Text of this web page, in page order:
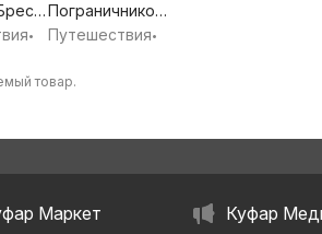
обл.•
Пограничников
ул, 14, Брест,
Путешествия•
товар.
Маркет Куфар